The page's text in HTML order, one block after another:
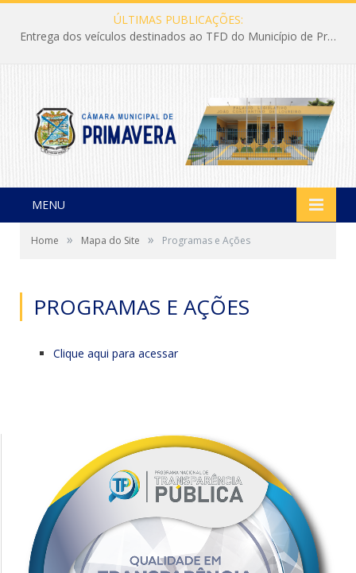
ÚLTIMAS PUBLICAÇÕES:
Entrega dos veículos destinados ao TFD do Município de Primavera
MENU
Home » Mapa do Site » Programas e Ações
PROGRAMAS E AÇÕES
Clique aqui para acessar